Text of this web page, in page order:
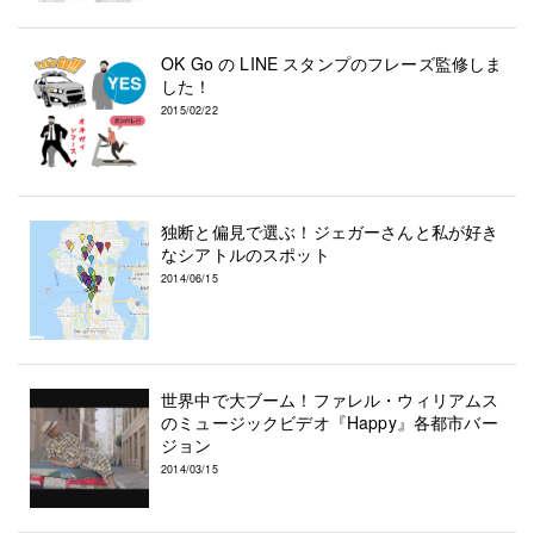
OK Go の LINE スタンプのフレーズ監修しま
した！
2015/02/22
独断と偏見で選ぶ！ジェガーさんと私が好き
なシアトルのスポット
2014/06/15
世界中で大ブーム！ファレル・ウィリアムス
のミュージックビデオ『Happy』各都市バー
ジョン
2014/03/15